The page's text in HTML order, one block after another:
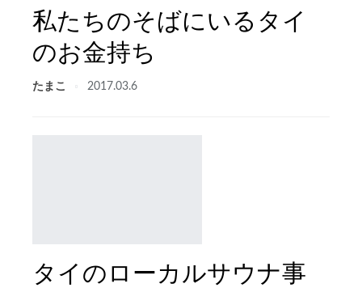
私たちのそばにいるタイ
のお金持ち
たまこ 2017.03.6
タイのローカルサウナ事